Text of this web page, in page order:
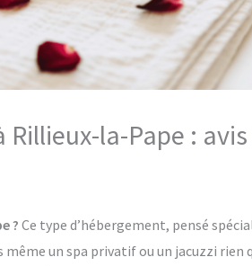
Rillieux-la-Pape :
? Ce type d’hébergement, pensé
un spa privatif ou un jacuzzi rien